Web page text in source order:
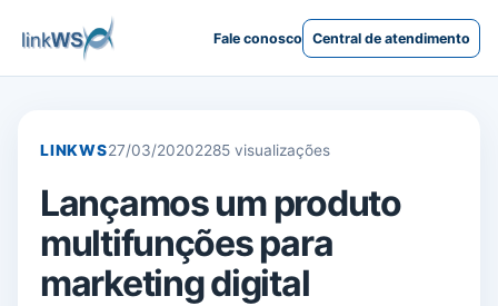
Fale conosco Central de atendimento
LINKWS27/03/20202285 visualizações
Lançamos um produto
multifunções para
marketing digital